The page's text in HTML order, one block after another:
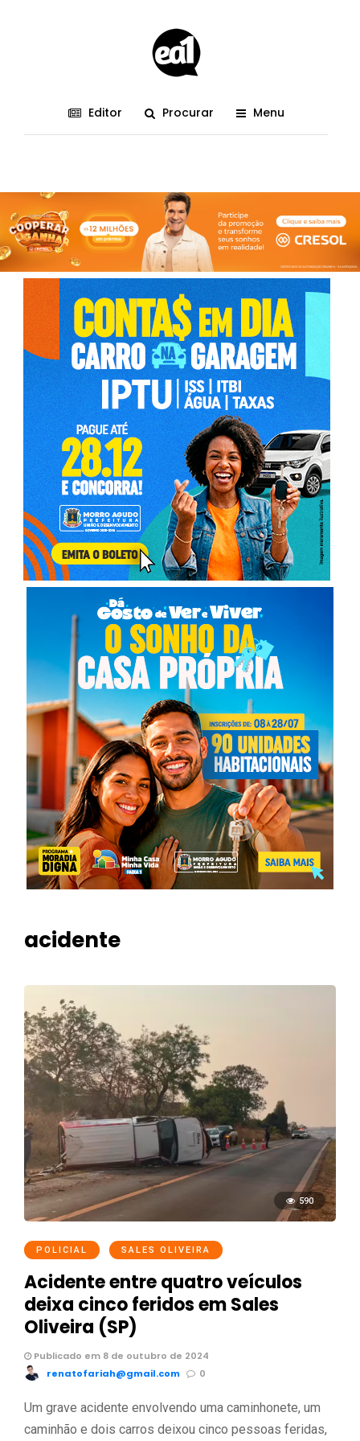
Editor Procurar Menu
acidente
590
POLICIAL SALES OLIVEIRA
Acidente entre quatro veículos
deixa cinco feridos em Sales
Oliveira (SP)
Publicado em 8 de outubro de 2024
renatofariah@gmail.com
0
Um grave acidente envolvendo uma caminhonete, um
caminhão e dois carros deixou cinco pessoas feridas,